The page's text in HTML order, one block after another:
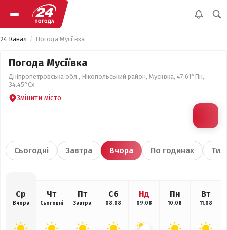
24 Канал Погода Мусіївка
Погода Мусіївка
Дніпропетровська обл., Нікопольський район, Мусіївка, 47.61°Пн,
34.45°Сх
Змінити місто
Сьогодні Завтра Вчора По годинах
Ср
Вчора
Чт
Сьогодні
Пт
Завтра
Сб
08.08
Нд
09.08
Пн
10.08
Вт
11.08